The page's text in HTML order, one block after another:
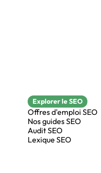
Explorer le SEO
Offres d'emploi SEO
Nos guides SEO
Audit SEO
Lexique SEO